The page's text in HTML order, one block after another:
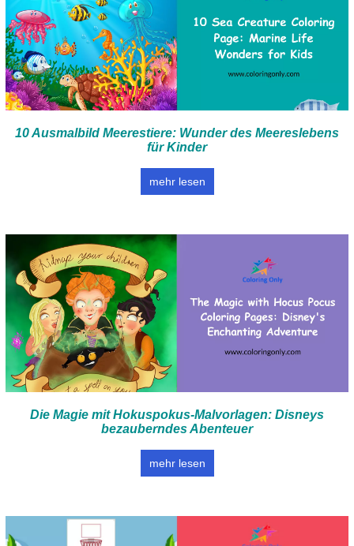
10 Ausmalbild Meerestiere: Wunder des Meereslebens
für Kinder
mehr lesen
Die Magie mit Hokuspokus-Malvorlagen: Disneys
bezauberndes Abenteuer
mehr lesen